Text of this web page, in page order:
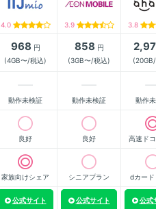
4.0 3.9 3.8
968 円
(4GB〜/税込)
858 円
(3GB〜/税込)
動作未検証 動作未検証 動作
良好 良好 高速ド
家族向けシェア シニアプラン dカード
公式サイト 公式サイト 公式